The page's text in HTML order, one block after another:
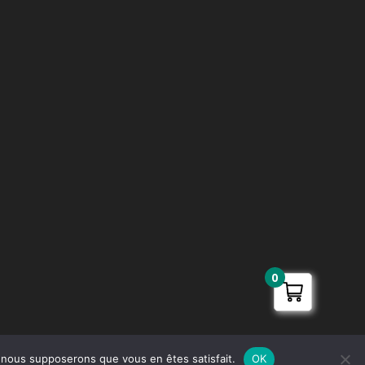
0
supposerons que vous en êtes satisfait. OK